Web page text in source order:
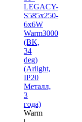
LEGACY-
S585x250-
6x6W
Warm3000
(BK,
34
deg)
(Arlight,
IP20
Металл,
3
года)
Warm